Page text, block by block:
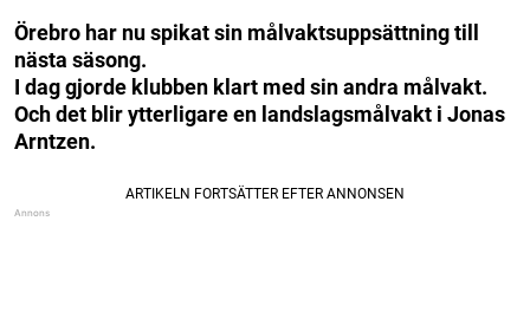
Örebro har nu spikat sin målvaktsuppsättning till
nästa säsong.
I dag gjorde klubben klart med sin andra målvakt.
Och det blir ytterligare en landslagsmålvakt i Jonas
Arntzen.